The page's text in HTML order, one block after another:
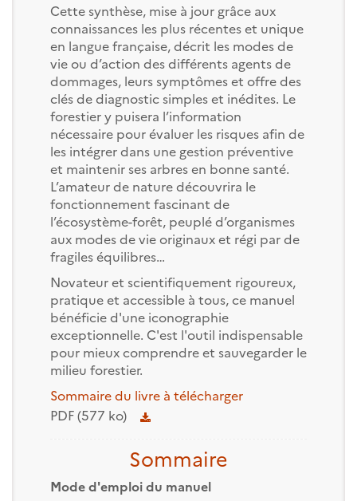
Cette synthèse, mise à jour grâce aux
connaissances les plus récentes et unique
en langue française, décrit les modes de
vie ou d’action des différents agents de
dommages, leurs symptômes et offre des
clés de diagnostic simples et inédites. Le
forestier y puisera l’information
nécessaire pour évaluer les risques afin de
les intégrer dans une gestion préventive
et maintenir ses arbres en bonne santé.
L’amateur de nature découvrira le
fonctionnement fascinant de
l’écosystème-forêt, peuplé d’organismes
aux modes de vie originaux et régi par de
fragiles équilibres…
Novateur et scientifiquement rigoureux,
pratique et accessible à tous, ce manuel
bénéficie d'une iconographie
exceptionnelle. C'est l'outil indispensable
pour mieux comprendre et sauvegarder le
milieu forestier.
Sommaire du livre à télécharger
PDF (577 ko)
Sommaire
Mode d'emploi du manuel